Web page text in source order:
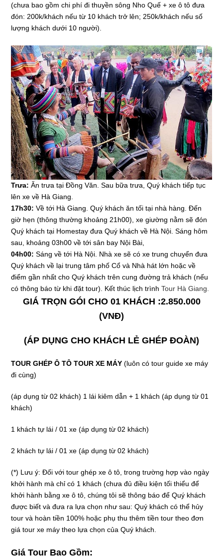
(chưa bao gồm chi phí đi thuyền sông Nho Quế + xe ô tô đưa
đón: 200k/khách nếu từ 10 khách trở lên; 250k/khách nếu số
lượng khách dưới 10 người).
Trưa: Ăn trưa tại Đồng Văn. Sau bữa trưa, Quý khách tiếp tục
lên xe về Hà Giang.
17h30: Về tới Hà Giang. Quý khách ăn tối tại nhà hàng. Đến
giờ hẹn (thông thường khoảng 21h00), xe giường nằm sẽ đón
Quý khách tại Homestay đưa Quý khách về Hà Nội. Sáng hôm
sau, khoảng 03h00 về tới sân bay Nội Bài,
04h00: Sáng về tới Hà Nội. Nhà xe sẽ có xe trung chuyển đưa
Quý khách về lại trung tâm phố Cổ và Nhà hát lớn hoặc về
điểm gần nhất cho Quý khách trên cung đường trả khách (nếu
có thông báo từ khi đặt tour). Kết thúc lịch trìnhTour Hà Giang
GIÁ TRỌN GÓI CHO 01 KHÁCH :2.850.000
(VNĐ)
(ÁP DỤNG CHO KHÁCH LẺ GHÉP ĐOÀN)
TOUR GHÉP Ô TÔ TOUR XE MÁY (luôn có tour guide xe máy
đi cùng)
(áp dụng từ 02 khách) 1 lái kiêm dẫn + 1 khách (áp dụng từ 01
khách)
1 khách tự lái / 01 xe (áp dụng từ 02 khách)
2 khách tự lái / 01 xe (áp dụng từ 02 khách)
(*) Lưu ý: Đối với tour ghép xe ô tô, trong trường hợp vào ngày
khởi hành mà chỉ có 1 khách (chưa đủ điều kiện tối thiểu để
khởi hành bằng xe ô tô, chúng tôi sẽ thông báo để Quý khách
được biết và đưa ra lựa chọn như sau: Quý khách có thể hủy
tour và hoàn tiền 100% hoặc phụ thu thêm tiền tour theo đơn
giá tour xe máy theo lựa chọn của Quý khách.
Giá Tour Bao Gồm: